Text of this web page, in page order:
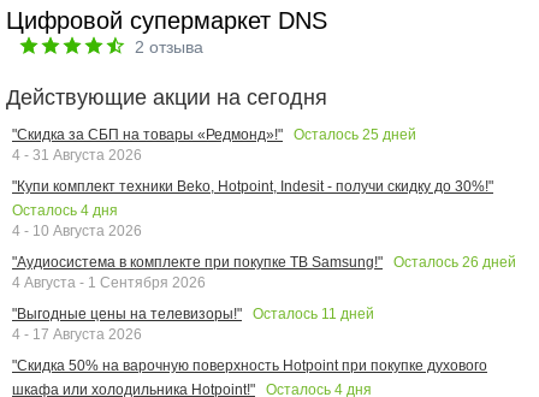
Цифровой супермаркет DNS
2 отзыва
Действующие акции на сегодня
"Скидка за СБП на товары «Редмонд»!" Осталось 25 дней
4 - 31 Августа 2026
"Купи комплект техники Beko, Hotpoint, Indesit - получи скидку до 30%!"
Осталось 4 дня
4 - 10 Августа 2026
"Аудиосистема в комплекте при покупке ТВ Samsung!"
Осталось 26 дней
4 Августа - 1 Сентября 2026
"Выгодные цены на телевизоры!"
Осталось 11 дней
4 - 17 Августа 2026
"Скидка 50% на варочную поверхность Hotpoint при покупке духового
шкафа или холодильника Hotpoint!"
Осталось 4 дня